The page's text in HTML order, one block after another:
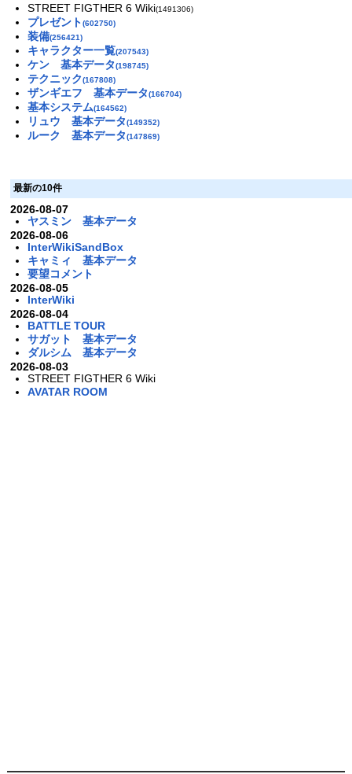
STREET FIGTHER 6 Wiki(1491306)
プレゼント(602750)
装備(256421)
キャラクター一覧(207543)
ケン 基本データ(198745)
テクニック(167808)
ザンギエフ 基本データ(166704)
基本システム(164562)
リュウ 基本データ(149352)
ルーク 基本データ(147869)
最新の10件
2026-08-07
ヤスミン 基本データ
2026-08-06
InterWikiSandBox
キャミィ 基本データ
要望コメント
2026-08-05
InterWiki
2026-08-04
BATTLE TOUR
サガット 基本データ
ダルシム 基本データ
2026-08-03
STREET FIGTHER 6 Wiki
AVATAR ROOM